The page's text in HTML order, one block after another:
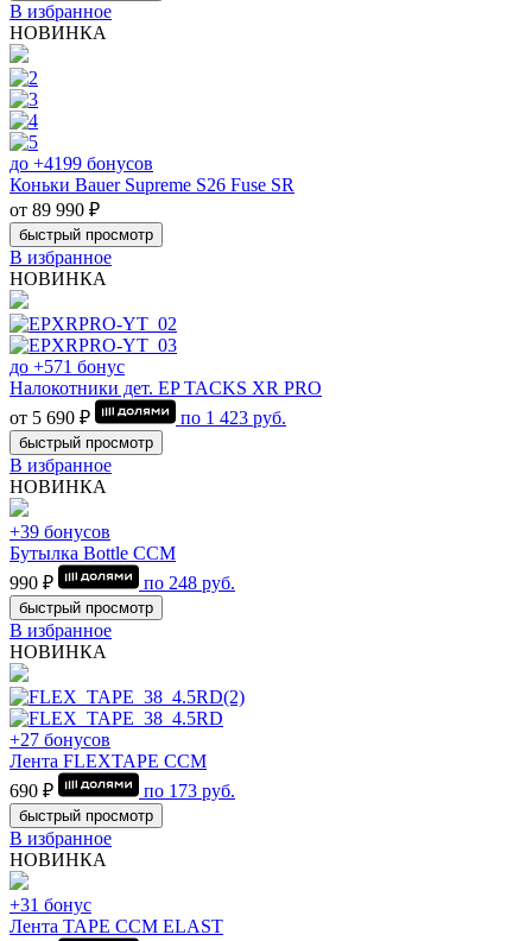
В избранное
НОВИНКА
до +4199 бонусов
Коньки Bauer Supreme S26 Fuse SR
от 89 990 ₽
быстрый просмотр
В избранное
НОВИНКА
до +571 бонус
Налокотники дет. EP TACKS XR PRO
от 5 690 ₽
по 1 423 руб.
быстрый просмотр
В избранное
НОВИНКА
+39 бонусов
Бутылка Bottle CCM
990 ₽
по 248 руб.
быстрый просмотр
В избранное
НОВИНКА
+27 бонусов
Лента FLEXTAPE CCM
690 ₽
по 173 руб.
быстрый просмотр
В избранное
НОВИНКА
+31 бонус
Лента TAPE CCM ELAST